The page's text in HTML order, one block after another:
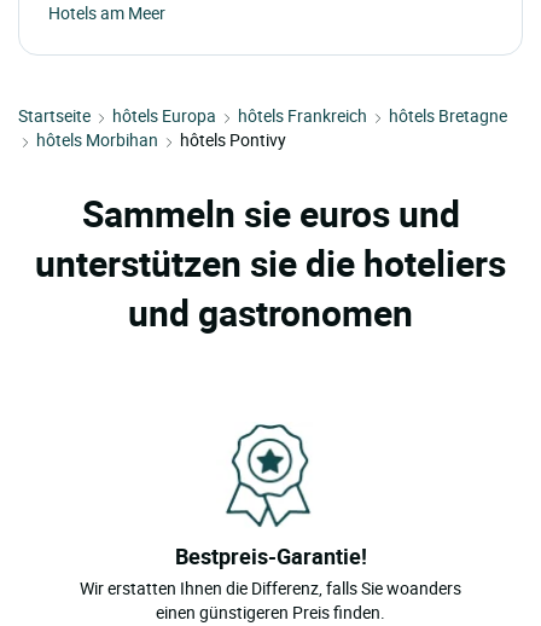
Hotels am Meer
Startseite hôtels Europa hôtels Frankreich
hôtels Bretagne
hôtels Morbihan
hôtels Pontivy
Sammeln sie euros und
unterstützen sie die hoteliers
und gastronomen
Bestpreis-Garantie!
Wir erstatten Ihnen die Differenz, falls Sie woanders
einen günstigeren Preis finden.